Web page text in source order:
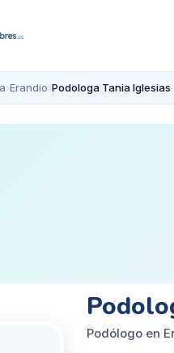
›Erandio›Podologa Tania Iglesias
Podólogo en